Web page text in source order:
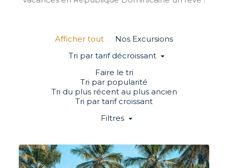
Afficher tout
Nos Excursions
Tri par tarif décroissant
Faire le tri
Tri par popularité
Tri du plus récent au plus ancien
Tri par tarif croissant
Filtres